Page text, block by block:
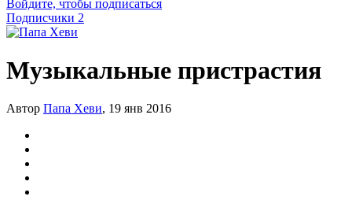
Войдите, чтобы подписаться
Подписчики 2
Музыкальные пристрастия
Автор Папа Хеви, 19 янв 2016